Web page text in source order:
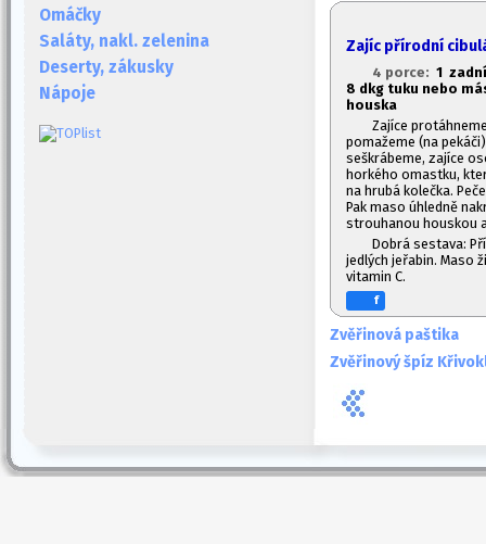
Omáčky
Saláty, nakl. zelenina
Deserty, zákusky
Nápoje
Zajíc přírodní
4 porce: 1
8 dkg tuku nebo
houska
Zajíce
pomažeme (na
seškrábeme, zajíce
horkého omastku,
na hrubá kolečka.
Pak maso úhledně
strouhanou houskou
Dobrá sestava:
jedlých jeřabin. Maso
vitamin C.
f
Zvěřinová paštika
Zvěřinový špíz